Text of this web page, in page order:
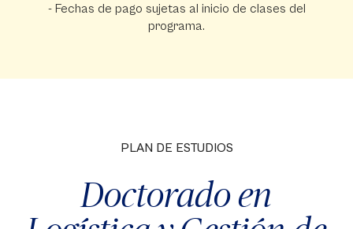
- Fechas de pago sujetas al inicio de clases del
programa.
PLAN DE ESTUDIOS
Doctorado en